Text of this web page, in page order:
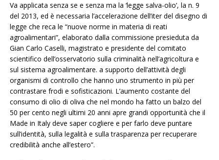
Va applicata senza se e senza ma la ‘legge salva-olio’, la n. 9
del 2013, ed è necessaria l’accelerazione dell’iter del disegno di
legge che reca le “nuove norme in materia di reati
agroalimentari”, elaborato dalla commissione presieduta da
Gian Carlo Caselli, magistrato e presidente del comitato
scientifico dell’osservatorio sulla criminalità nell’agricoltura e
sul sistema agroalimentare. a supporto dell’attività degli
organismi di controllo che hanno uno strumento in più per
contrastare frodi e sofisticazioni. L’aumento costante del
consumo di olio di oliva che nel mondo ha fatto un balzo del
50 per cento negli ultimi 20 anni apre grandi opportunità che il
Made in Italy deve saper cogliere e per farlo deve puntare
sull’identità, sulla legalità e sulla trasparenza per recuperare
credibilità anche all’estero”.